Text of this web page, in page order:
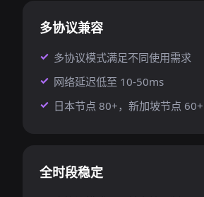
多协议兼容
多协议模式满足不同使用需求
网络延迟低至 10-50ms
日本节点 80+，新加坡节点 60+
全时段稳定